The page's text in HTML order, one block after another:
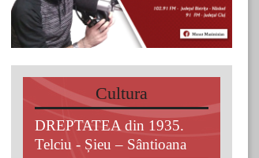
Cultura
DREPTATEA din 1935.
Telciu - Șieu – Sântioana